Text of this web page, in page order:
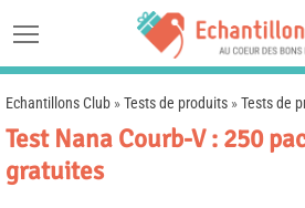
Echantillons Club »Tests de produits »Tests de
Test Nana Courb-V : 250
gratuites